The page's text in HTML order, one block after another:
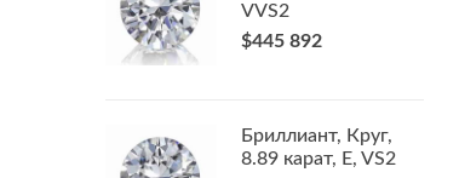
VVS2
$445 892
Бриллиант, Круг,
8.89 карат, E, VS2